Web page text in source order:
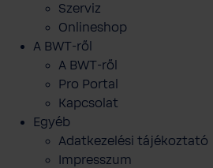
Szerviz
Onlineshop
A BWT-ről
A BWT-ről
Pro Portal
Kapcsolat
Egyéb
Adatkezelési tájékoztató
Impresszum